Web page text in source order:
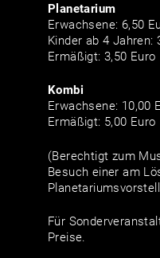
Planetarium
Erwachsene: 6,50
Kinder ab 4 Jahren:
Ermäßigt: 3,50 Euro
Kombi
Erwachsene: 10,00
Ermäßigt: 5,00 Euro
(Berechtigt zum
Besuch einer am
Für
Preise.